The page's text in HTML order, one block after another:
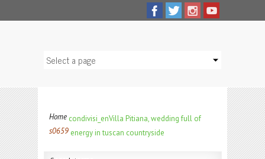
Home condivisi_enVilla Pitiana, wedding full of
energy in tuscan countryside
s0659